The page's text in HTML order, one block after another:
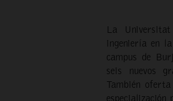
La
ingeniería en
campus de
seis nuevos
También
especialización